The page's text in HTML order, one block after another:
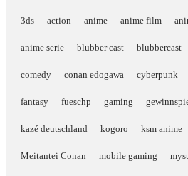
3ds action anime anime film
anime serie blubber cast blubbercast
comedy conan edogawa cyberpunk
fantasy fueschp gaming
kazé deutschland kogoro ksm anime
Meitantei Conan mobile gaming